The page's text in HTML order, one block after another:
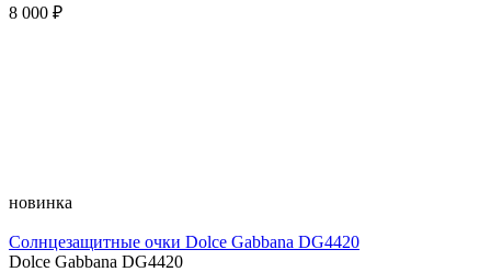
8 000 ₽
новинка
Солнцезащитные очки Dolce Gabbana DG4420
Dolce Gabbana DG4420